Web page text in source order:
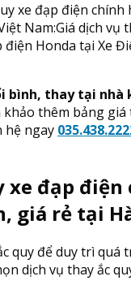
xe đạp điện
Nam:Giá dịch vụ
điện Honda tại Xe
bình, thay tại nhà
thêm bảng giá
hệ ngay
xe đạp
giá rẻ tại
quy để duy trì quá
dịch vụ thay ắc